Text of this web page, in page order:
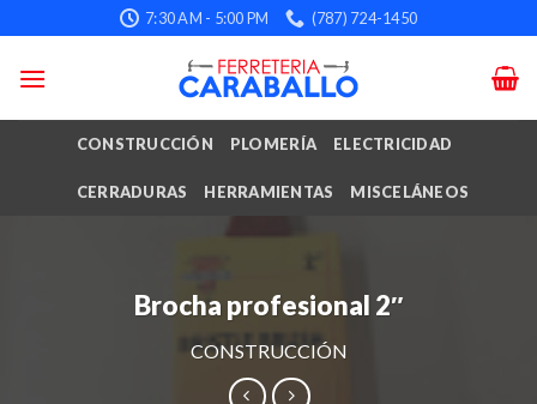
to
content
7:30 AM - 5:00 PM (787) 724-1450
CONSTRUCCIÓN PLOMERÍA ELECTRICIDAD
CERRADURAS HERRAMIENTAS MISCELÁNEOS
Brocha profesional 2″
CONSTRUCCIÓN